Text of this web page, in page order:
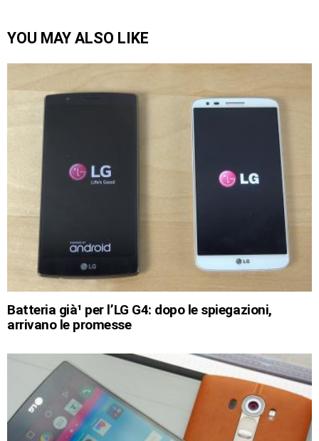
YOU MAY ALSO LIKE
Batteria già¹ per l’LG G4: dopo le spiegazioni,
arrivano le promesse